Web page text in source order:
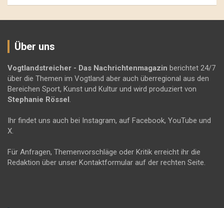
Über uns
Vogtlandstreicher - Das Nachrichtenmagazin berichtet 24/7
über die Themen im Vogtland aber auch überregional aus den
Bereichen Sport, Kunst und Kultur und wird produziert von
Stephanie Rössel.
Ihr findet uns auch bei Instagram, auf Facebook, YouTube und
X.
Für Anfragen, Themenvorschläge oder Kritik erreicht ihr die
Redaktion über unser Kontaktformular auf der rechten Seite.